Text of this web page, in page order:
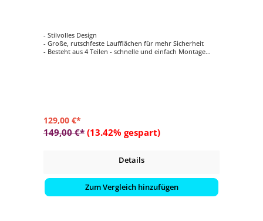
- Stilvolles Design
- Große, rutschfeste Laufflächen für mehr Sicherheit
- Besteht aus 4 Teilen - schnelle und einfach Montage
129,00 €*
149,00 €* (13.42% gespart)
Details
Zum Vergleich hinzufügen